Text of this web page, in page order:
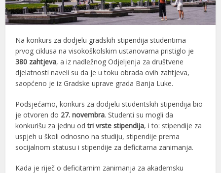
Na konkurs za dodjelu gradskih stipendija studentima
prvog ciklusa na visokoškolskim ustanovama pristiglo je
380 zahtjeva, a iz nadležnog Odjeljenja za društvene
djelatnosti naveli su da je u toku obrada ovih zahtjeva,
saopćeno je iz Gradske uprave grada Banja Luke.
Podsjećamo, konkurs za dodjelu studentskih stipendija bio
je otvoren do 27. novembra. Studenti su mogli da
konkurišu za jednu od tri vrste stipendija, i to: stipendije za
uspjeh u školi odnosno na studiju, stipendije prema
socijalnom statusu i stipendije za deficitarna zanimanja.
Kada je riječ o deficitarnim zanimanja za akademsku